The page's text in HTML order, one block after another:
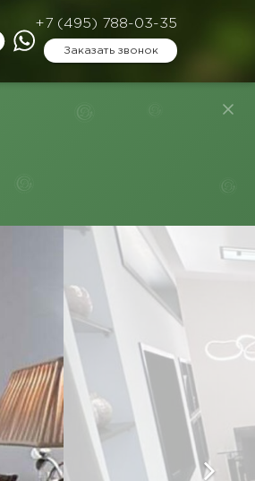
+7 (495) 788-03-35
Заказать звонок